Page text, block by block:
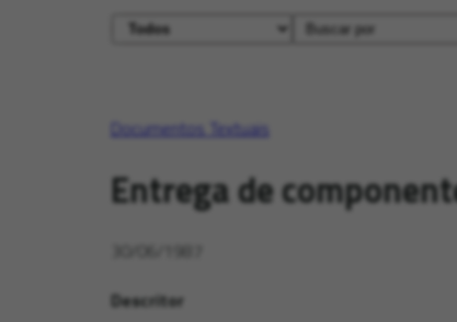
Documentos Textuais
Entrega de
30/06/1987
Descritor